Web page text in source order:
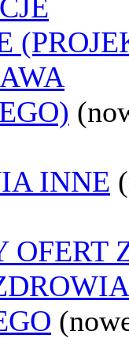
INNE
OFERT